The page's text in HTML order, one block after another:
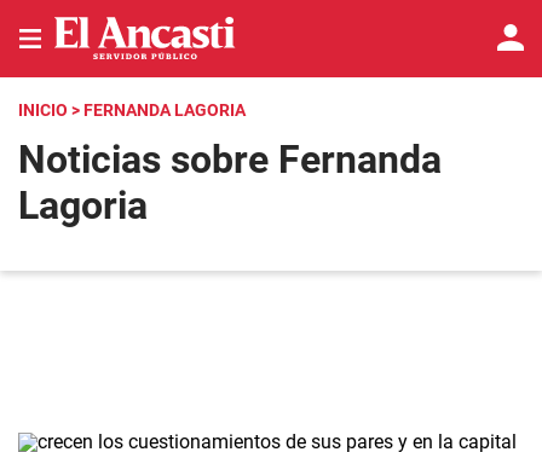
INICIO > FERNANDA LAGORIA
Noticias sobre Fernanda
Lagoria